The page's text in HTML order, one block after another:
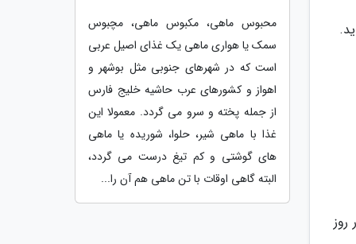
محبوس ماهی، مکبوس ماهی، مچبوس
سمک یا هواری ماهی یک غذای اصیل عربی
است که در شهرهای جنوبی مثل بوشهر و
اهواز و کشورهای عرب حاشیه خلیج فارس
از جمله پخته و سرو می گردد. معمولا این
غذا با ماهی شیر، حلوا، شوریده یا ماهی
های گوشتی و کم تیغ درست می گردد،
البته گاهی اوقات با تن ماهی هم آن را...